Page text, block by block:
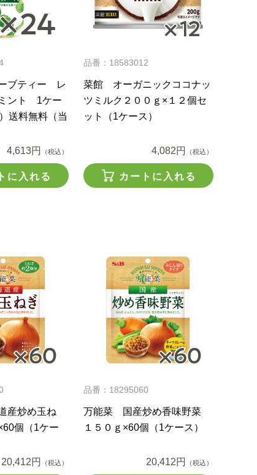
ブティー レ
ント 1ケー
送料無料（当
4,613円
（税込）
に入れる
品番：18583012
菜館 オーガニックココナッ
ツミルク２００ｇ×１２個セ
ット（1ケース）
4,082円 （税込）
カートに入れる
産炒め玉ね
個（1ケー
20,412円
（税込）
品番：18295060
万能菜 国産炒め香味野菜
１５０ｇ×60個（1ケース）
20,412円 （税込）